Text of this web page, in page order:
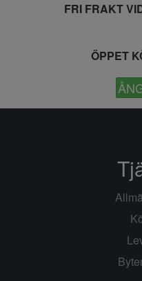
FRI FRAKT
ÖPPET